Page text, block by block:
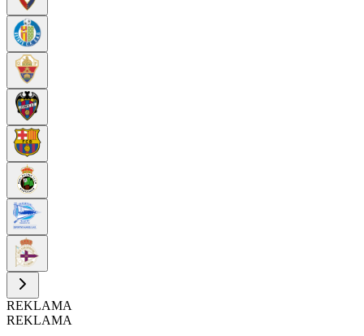
REKLAMA
REKLAMA